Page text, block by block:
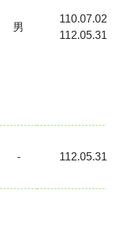
男
110.07.02
112.05.31
- 112.05.31